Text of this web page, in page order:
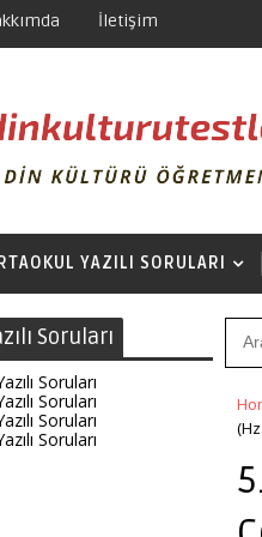
İletişim
YAZILI SORULARI
Soruları
Soruları
Soruları
Soruları
Soruları